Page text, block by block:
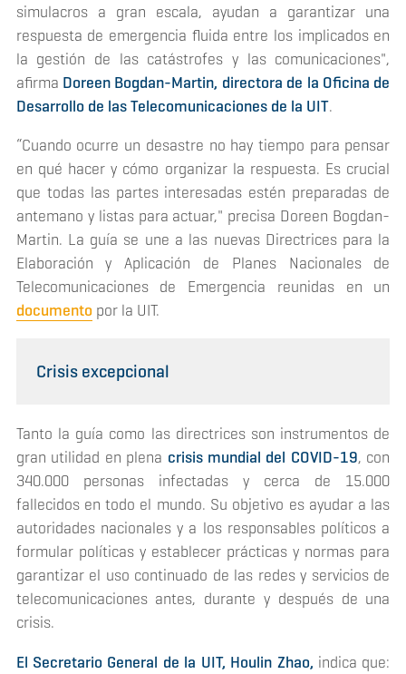
simulacros a gran escala, ayudan a garantizar una
respuesta de emergencia fluida entre los implicados en
la gestión de las catástrofes y las comunicaciones",
afirma Doreen Bogdan-Martin, directora de la Oficina de
Desarrollo de las Telecomunicaciones de la UIT.
“Cuando ocurre un desastre no hay tiempo para pensar
en qué hacer y cómo organizar la respuesta. Es crucial
que todas las partes interesadas estén preparadas de
antemano y listas para actuar," precisa Doreen Bogdan-
Martin. La guía se une a las nuevas Directrices para la
Elaboración y Aplicación de Planes Nacionales de
Telecomunicaciones de Emergencia reunidas en un
documento por la UIT.
Crisis excepcional
Tanto la guía como las directrices son instrumentos de
gran utilidad en plena crisis mundial del COVID-19, con
340.000 personas infectadas y cerca de 15.000
fallecidos en todo el mundo. Su objetivo es ayudar a las
autoridades nacionales y a los responsables políticos a
formular políticas y establecer prácticas y normas para
garantizar el uso continuado de las redes y servicios de
telecomunicaciones antes, durante y después de una
crisis.
El Secretario General de la UIT, Houlin Zhao, indica que: